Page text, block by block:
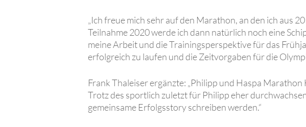
„Ich freue mich sehr auf den Marathon, an den ich aus
Teilnahme 2020 werde ich dann natürlich noch eine
meine Arbeit und die Trainingsperspektive für das
erfolgreich zu laufen und die Zeitvorgaben für die
Frank Thaleiser ergänzte: „Philipp und Haspa
Trotz des sportlich zuletzt für Philipp eher
gemeinsame Erfolgsstory schreiben werden.“